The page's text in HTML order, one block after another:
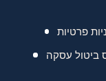
פרטיות
ביטול עסקה